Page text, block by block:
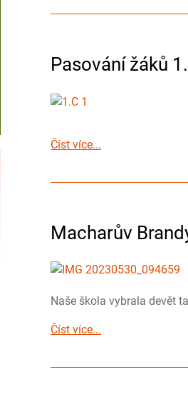
Pasování žáků
Číst více...
Macharův
Naše škola vybrala devět
Číst více...